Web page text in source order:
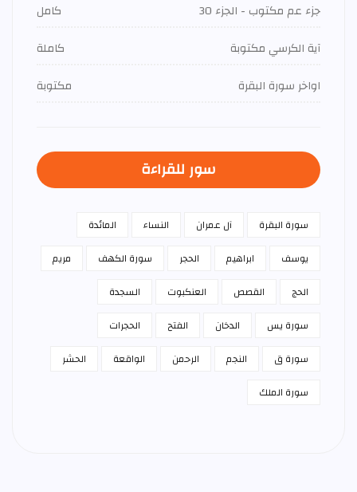
جزء عم مكتوب - الجزء 30
كامل
آية الكرسي مكتوبة
كاملة
اواخر سورة البقرة
مكتوبة
سور للقراءة
سورة البقرة آل عمران النساء
المائدة
يوسف
ابراهيم الحجر سورة الكهف
مريم
الحج
القصص العنكبوت
السجدة
سورة يس
الدخان الفتح
الحجرات
سورة ق
النجم الرحمن الواقعة
الحشر
سورة الملك